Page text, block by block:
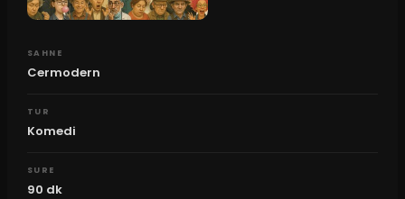
SAHNE
Cermodern
TUR
Komedi
SURE
90 dk